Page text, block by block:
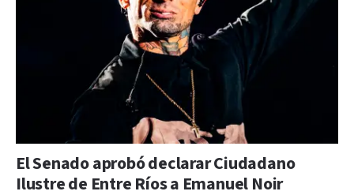
El Senado aprobó declarar Ciudadano
Ilustre de Entre Ríos a Emanuel Noir